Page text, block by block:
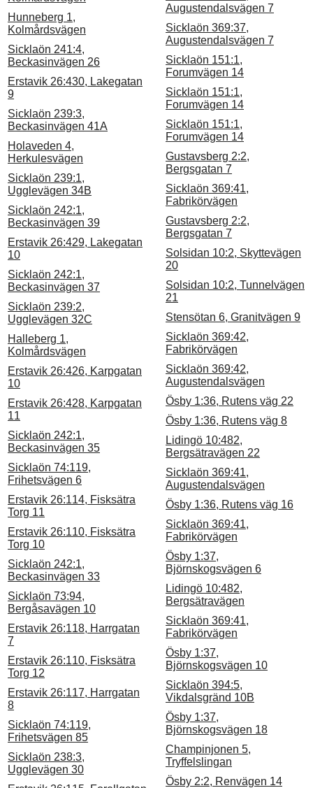
Hunneberg 1,
Kolmårdsvägen
Sicklaön 241:4,
Beckasinvägen 26
Erstavik 26:430, Lakegatan
9
Sicklaön 239:3,
Beckasinvägen 41A
Holaveden 4,
Herkulesvägen
Sicklaön 239:1,
Ugglevägen 34B
Sicklaön 242:1,
Beckasinvägen 39
Erstavik 26:429, Lakegatan
10
Sicklaön 242:1,
Beckasinvägen 37
Sicklaön 239:2,
Ugglevägen 32C
Halleberg 1,
Kolmårdsvägen
Erstavik 26:426, Karpgatan
10
Erstavik 26:428, Karpgatan
11
Sicklaön 242:1,
Beckasinvägen 35
Sicklaön 74:119,
Frihetsvägen 6
Erstavik 26:114, Fisksätra
Torg 11
Erstavik 26:110, Fisksätra
Torg 10
Sicklaön 242:1,
Beckasinvägen 33
Sicklaön 73:94,
Bergåsavägen 10
Erstavik 26:118, Harrgatan
7
Erstavik 26:110, Fisksätra
Torg 12
Erstavik 26:117, Harrgatan
8
Sicklaön 74:119,
Frihetsvägen 85
Sicklaön 238:3,
Ugglevägen 30
Augustendalsvägen 7
Sicklaön 369:37,
Augustendalsvägen 7
Sicklaön 151:1,
Forumvägen 14
Sicklaön 151:1,
Forumvägen 14
Sicklaön 151:1,
Forumvägen 14
Gustavsberg 2:2,
Bergsgatan 7
Sicklaön 369:41,
Fabrikörvägen
Gustavsberg 2:2,
Bergsgatan 7
Solsidan 10:2, Skyttevägen
20
Solsidan 10:2, Tunnelvägen
21
Stensötan 6, Granitvägen 9
Sicklaön 369:42,
Fabrikörvägen
Sicklaön 369:42,
Augustendalsvägen
Ösby 1:36, Rutens väg 22
Ösby 1:36, Rutens väg 8
Lidingö 10:482,
Bergsätravägen 22
Sicklaön 369:41,
Augustendalsvägen
Ösby 1:36, Rutens väg 16
Sicklaön 369:41,
Fabrikörvägen
Ösby 1:37,
Björnskogsvägen 6
Lidingö 10:482,
Bergsätravägen
Sicklaön 369:41,
Fabrikörvägen
Ösby 1:37,
Björnskogsvägen 10
Sicklaön 394:5,
Vikdalsgränd 10B
Ösby 1:37,
Björnskogsvägen 18
Champinjonen 5,
Tryffelslingan
Ösby 2:2, Renvägen 14